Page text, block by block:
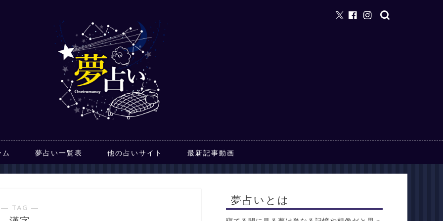
ム 夢占い一覧表 他の占いサイト 最新記事動画
― TAG ―
夢占いとは